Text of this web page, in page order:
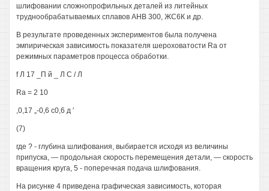
шлифовании сложнопрофильных деталей из литейных
труднообрабатываемых сплавов AHB 300, ЖС6К и др.
В результате проведенных экспериментов была получена
эмпирическая зависимость показателя шероховатости Ra от
режимных параметров процесса обработки.
f Л 17 _П й _ Л С / Л
Ra = 2 10
,0,17 „-0,6 с0,6 д '
(7)
где ? - глубина шлифования, выбирается исходя из величины
припуска, — продольная скорость перемещения детали, — скорость
вращения круга, 5 - поперечная подача шлифования.
На рисунке 4 приведена графическая зависимость, которая